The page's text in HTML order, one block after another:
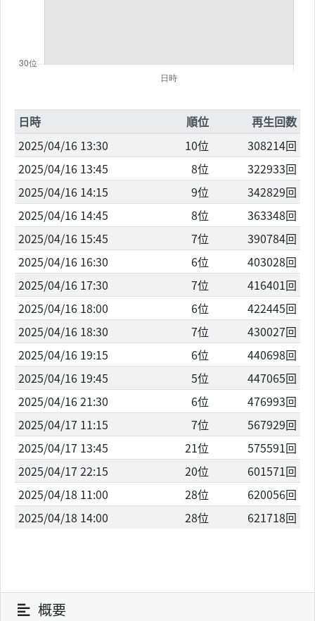
日時 順位
再生回数
2025/04/16 13:30
10位
308214回
2025/04/16 13:45
8位
322933回
2025/04/16 14:15
9位
342829回
2025/04/16 14:45
8位
363348回
2025/04/16 15:45
7位
390784回
2025/04/16 16:30
6位
403028回
2025/04/16 17:30
7位
416401回
2025/04/16 18:00
6位
422445回
2025/04/16 18:30
7位
430027回
2025/04/16 19:15
6位
440698回
2025/04/16 19:45
5位
447065回
2025/04/16 21:30
6位
476993回
2025/04/17 11:15
7位
567929回
2025/04/17 13:45
21位
575591回
2025/04/17 22:15
20位
601571回
2025/04/18 11:00
28位
620056回
2025/04/18 14:00
28位 621718回
概要